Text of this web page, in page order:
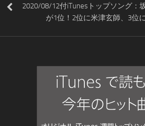
2020/08/12付iTunesトップソング：
が1位！2位に米津玄師、3位に